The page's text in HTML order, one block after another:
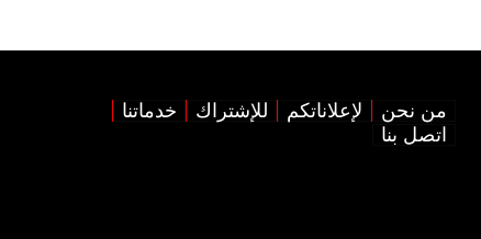
من نحن لإعلاناتكم للإشتراك
خدماتنا
اتصل بنا